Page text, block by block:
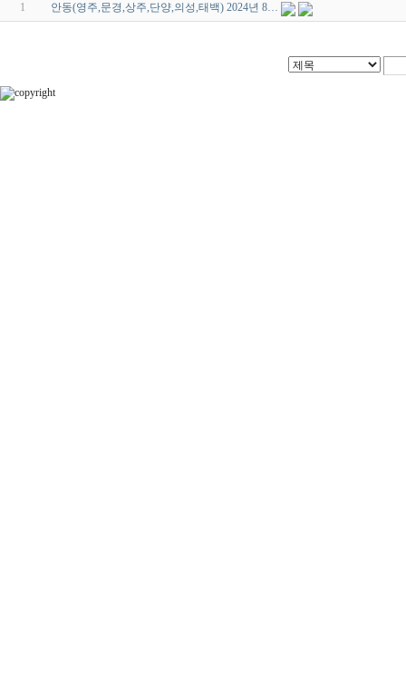
1 안동(영주,문경,상주,단양,의성,태백) 2024년 8…